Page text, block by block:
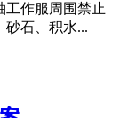
工作服周围禁止
砂石、积水...